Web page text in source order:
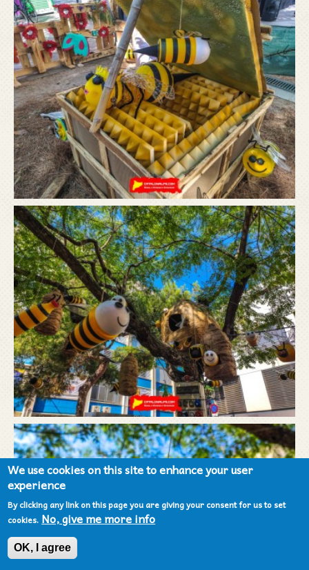
We use cookies on this site to enhance your user
experience
By clicking any link on this page you are giving your consent for us to set
cookies. No, give me more info
OK, I agree